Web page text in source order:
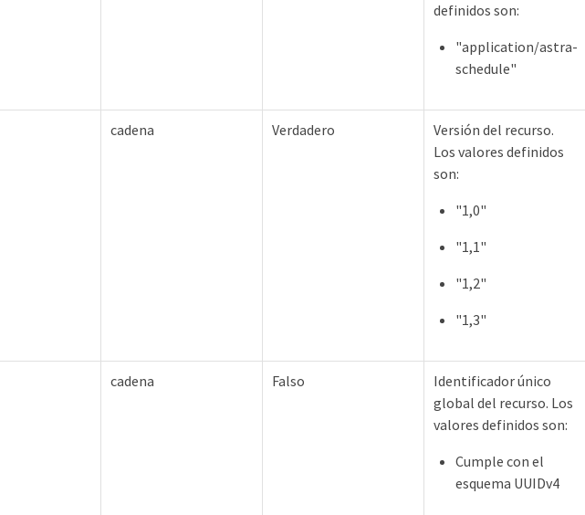
definidos son:
"application/astra-
schedule"
cadena Verdadero
Versión del recurso.
Los valores definidos
son:
"1,0"
"1,1"
"1,2"
"1,3"
cadena Falso
Identificador único
global del recurso. Los
valores definidos son:
Cumple con el
esquema UUIDv4